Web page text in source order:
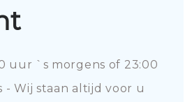
uur `s morgens of 23:00
- Wij staan altijd voor u